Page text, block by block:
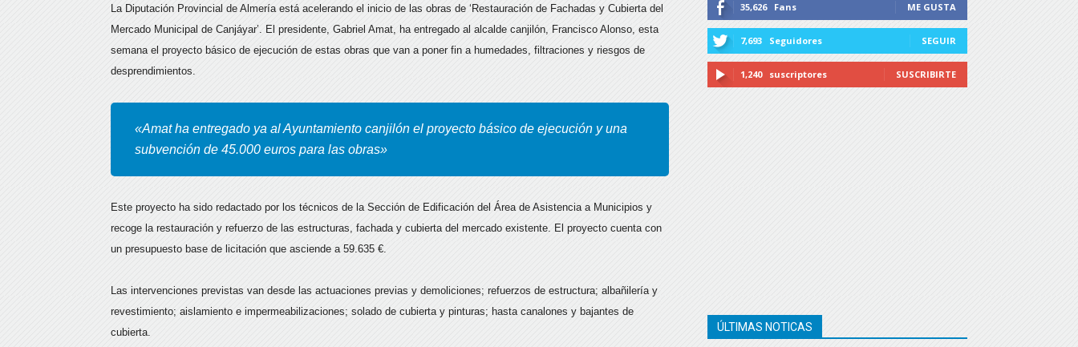
La Diputación Provincial de Almería está acelerando el inicio de las obras de ‘Restauración de Fachadas y Cubierta del
Mercado Municipal de Canjáyar’. El presidente, Gabriel Amat, ha entregado al alcalde canjilón, Francisco Alonso, esta
semana el proyecto básico de ejecución de estas obras que van a poner fin a humedades, filtraciones y riesgos de
desprendimientos.
«Amat ha entregado ya al Ayuntamiento canjilón el proyecto básico de ejecución y una
subvención de 45.000 euros para las obras»
Este proyecto ha sido redactado por los técnicos de la Sección de Edificación del Área de Asistencia a Municipios y
recoge la restauración y refuerzo de las estructuras, fachada y cubierta del mercado existente. El proyecto cuenta con
un presupuesto base de licitación que asciende a 59.635 €.
Las intervenciones previstas van desde las actuaciones previas y demoliciones; refuerzos de estructura; albañilería y
revestimiento; aislamiento e impermeabilizaciones; solado de cubierta y pinturas; hasta canalones y bajantes de
cubierta.
35,626 Fans ME GUSTA
7,693 Seguidores SEGUIR
1,240 suscriptores SUSCRIBIRTE
ÚLTIMAS NOTICAS